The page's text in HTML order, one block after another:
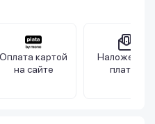
Оплата картой
на сайте
платеж